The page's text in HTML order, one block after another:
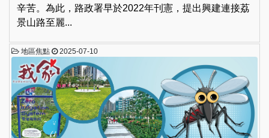
辛苦。為此，路政署早於2022年刊憲，提出興建連接荔
景山路至麗...
地區焦點 2025-07-10